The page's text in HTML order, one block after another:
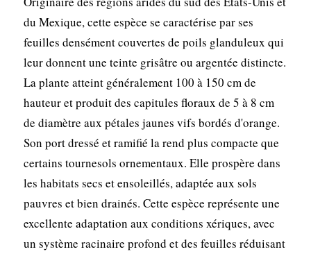
du Mexique, cette espèce se caractérise par ses
feuilles densément couvertes de poils glanduleux qui
leur donnent une teinte grisâtre ou argentée distincte.
La plante atteint généralement 100 à 150 cm de
hauteur et produit des capitules floraux de 5 à 8 cm
de diamètre aux pétales jaunes vifs bordés d'orange.
Son port dressé et ramifié la rend plus compacte que
certains tournesols ornementaux. Elle prospère dans
les habitats secs et ensoleillés, adaptée aux sols
pauvres et bien drainés. Cette espèce représente une
excellente adaptation aux conditions xériques, avec
un système racinaire profond et des feuilles réduisant